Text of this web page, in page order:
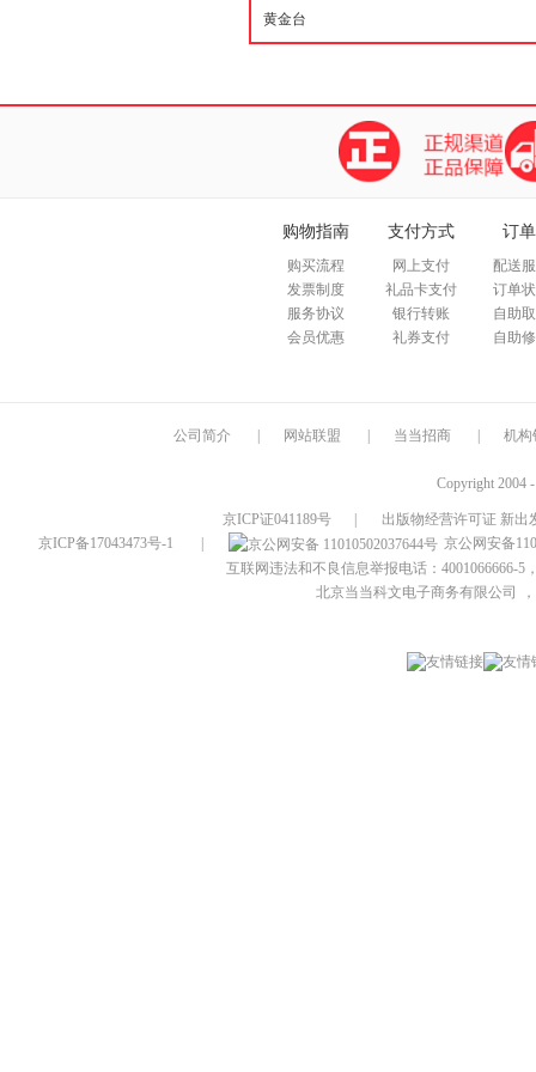
购物指南
购买流程
发票制度
服务协议
会员优惠
支付方式
网上支付
礼品卡支付
银行转账
礼券支付
订
配送
订单
自助
自助
公司简介 网站联盟 当当招商 机构
Copyright 2004
京ICP证041189号
出版物经营许可证 新出
京ICP备17043473号-1
京公网安备
互联网违法和不良信息举报电话：4001066666-5
北京当当科文电子商务有限公司